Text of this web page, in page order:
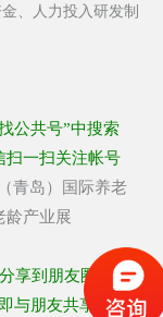
、人力投入研发制
公共号”中搜索
扫一扫关注帐号
分享到朋友圈
分
与朋友共享！